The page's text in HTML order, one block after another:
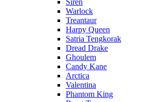
Siren
Warlock
Treantaur
Harpy Queen
Satria Tengkorak
Dread Drake
Ghoulem
Candy Kane
Arctica
Valentina
Phantom King